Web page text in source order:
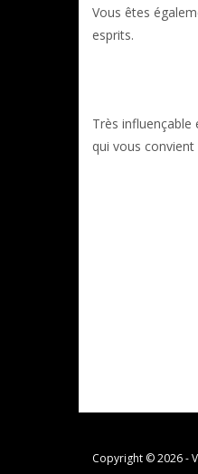
Vous êtes
esprits.
Très influençable
qui vous
Copyright © 2026 -